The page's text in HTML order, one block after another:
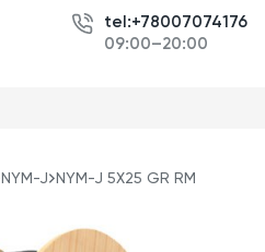
tel:+78007074176
09:00–20:00
NYM-J NYM-J 5X25 GR RM